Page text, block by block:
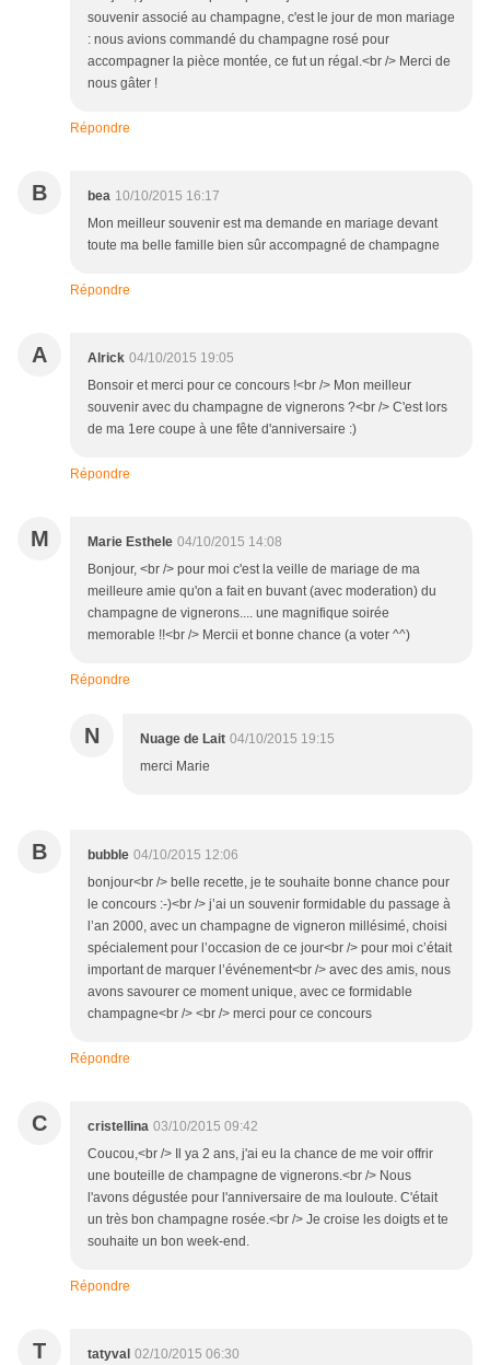
souvenir associé au champagne, c'est le jour de mon mariage
: nous avions commandé du champagne rosé pour
accompagner la pièce montée, ce fut un régal.<br /> Merci de
nous gâter !
Répondre
B bea 10/10/2015 16:17
Mon meilleur souvenir est ma demande en mariage devant
toute ma belle famille bien sûr accompagné de champagne
Répondre
A Alrick 04/10/2015 19:05
Bonsoir et merci pour ce concours !<br /> Mon meilleur
souvenir avec du champagne de vignerons ?<br /> C'est lors
de ma 1ere coupe à une fête d'anniversaire :)
Répondre
M Marie Esthele 04/10/2015 14:08
Bonjour, <br /> pour moi c'est la veille de mariage de ma
meilleure amie qu'on a fait en buvant (avec moderation) du
champagne de vignerons.... une magnifique soirée
memorable !!<br /> Mercii et bonne chance (a voter ^^)
Répondre
N Nuage de Lait 04/10/2015 19:15
merci Marie
B bubble 04/10/2015 12:06
bonjour<br /> belle recette, je te souhaite bonne chance pour
le concours :-)<br /> j’ai un souvenir formidable du passage à
l’an 2000, avec un champagne de vigneron millésimé, choisi
spécialement pour l’occasion de ce jour<br /> pour moi c’était
important de marquer l’événement<br /> avec des amis, nous
avons savourer ce moment unique, avec ce formidable
champagne<br /> <br /> merci pour ce concours
Répondre
C cristellina 03/10/2015 09:42
Coucou,<br /> Il ya 2 ans, j'ai eu la chance de me voir offrir
une bouteille de champagne de vignerons.<br /> Nous
l'avons dégustée pour l'anniversaire de ma louloute. C'était
un très bon champagne rosée.<br /> Je croise les doigts et te
souhaite un bon week-end.
Répondre
T tatyval 02/10/2015 06:30